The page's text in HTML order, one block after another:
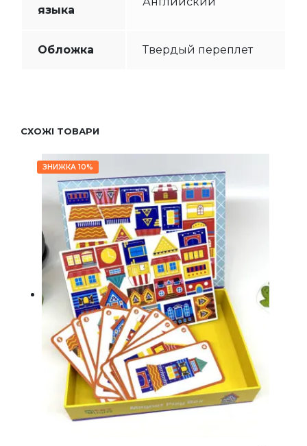
языка
Обложка Твердый переплет
СХОЖІ ТОВАРИ
ЗНИЖКА 10%